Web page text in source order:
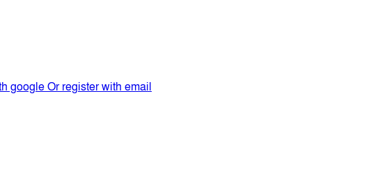
googleOr register with email